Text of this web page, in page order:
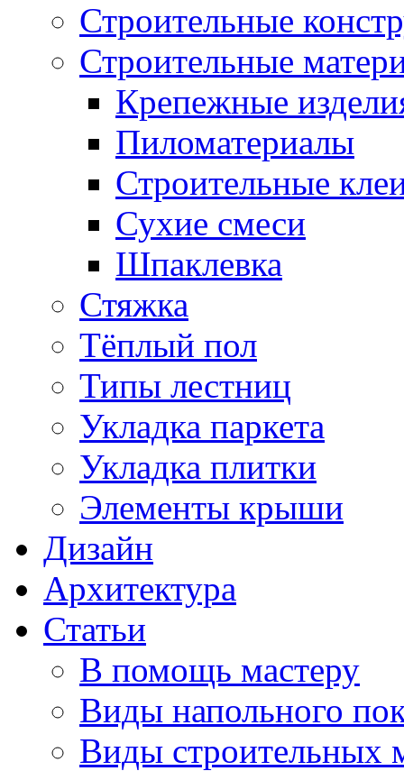
Строительные
Строительные
Крепежные
Пиломатериалы
Строительные
Сухие смеси
Шпаклевка
Стяжка
Тёплый пол
Типы лестниц
Укладка паркета
Укладка плитки
Элементы крыши
Дизайн
Архитектура
Статьи
В помощь мастеру
Виды напольного
Виды строительных